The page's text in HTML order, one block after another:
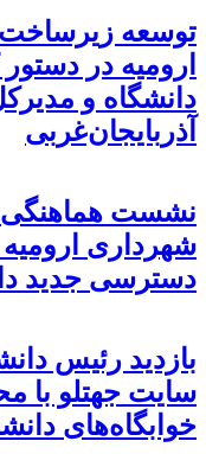
توسعه
ارومیه در
دانشگاه و
آذربایجان‌غربی
نشست هماهنگی
شهرداری ارومیه
دسترسی جدید
بازدید رئیس
سایت جهتلو با
خوابگاه‌های